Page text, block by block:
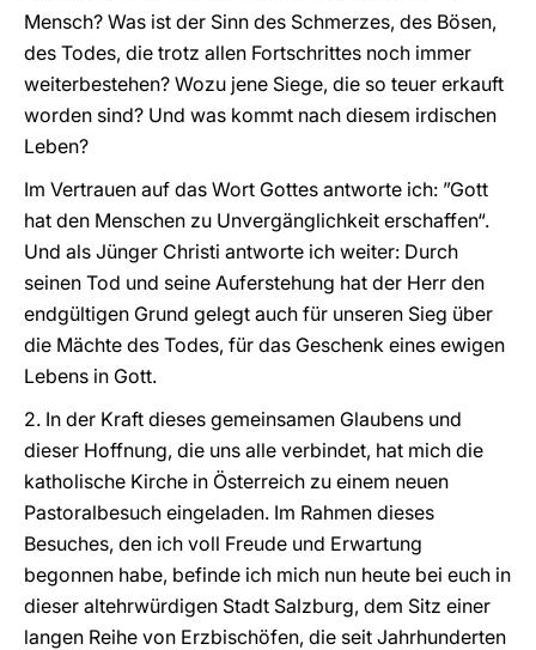
Mensch? Was ist der Sinn des Schmerzes, des Bösen,
des Todes, die trotz allen Fortschrittes noch immer
weiterbestehen? Wozu jene Siege, die so teuer erkauft
worden sind? Und was kommt nach diesem irdischen
Leben?
Im Vertrauen auf das Wort Gottes antworte ich: ”Gott
hat den Menschen zu Unvergänglichkeit erschaffen“.
Und als Jünger Christi antworte ich weiter: Durch
seinen Tod und seine Auferstehung hat der Herr den
endgültigen Grund gelegt auch für unseren Sieg über
die Mächte des Todes, für das Geschenk eines ewigen
Lebens in Gott.
2. In der Kraft dieses gemeinsamen Glaubens und
dieser Hoffnung, die uns alle verbindet, hat mich die
katholische Kirche in Österreich zu einem neuen
Pastoralbesuch eingeladen. Im Rahmen dieses
Besuches, den ich voll Freude und Erwartung
begonnen habe, befinde ich mich nun heute bei euch in
dieser altehrwürdigen Stadt Salzburg, dem Sitz einer
langen Reihe von Erzbischöfen, die seit Jahrhunderten